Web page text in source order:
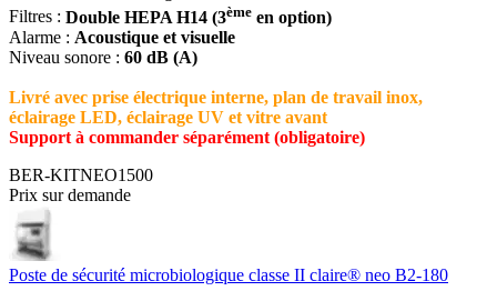
Filtres : Double HEPA H14 (3ème en option)
Alarme : Acoustique et visuelle
Niveau sonore : 60 dB (A)
Livré avec prise électrique interne, plan de travail inox,
éclairage LED, éclairage UV et vitre avant
Support à commander séparément (obligatoire)
BER-KITNEO1500
Prix sur demande
Poste de sécurité microbiologique classe II claire® neo B2-180